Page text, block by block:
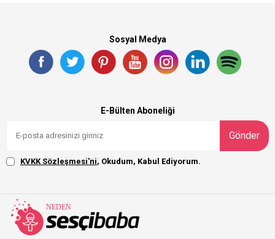
Sosyal Medya
E-Bülten Aboneliği
Gönder
KVKK Sözleşmesi'ni, Okudum, Kabul Ediyorum.